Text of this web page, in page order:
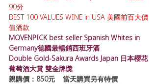
90分
BEST 100 VALUES WINE in USA 美國前百大價
值酒款
MOVENPICK best seller Spanish Whites in
Germany德國最暢銷西班牙酒
Double Gold-Sakura Awards Japan 日本櫻花
葡萄酒大賞 雙金牌獎
親購價：850元    當天購買另有特價